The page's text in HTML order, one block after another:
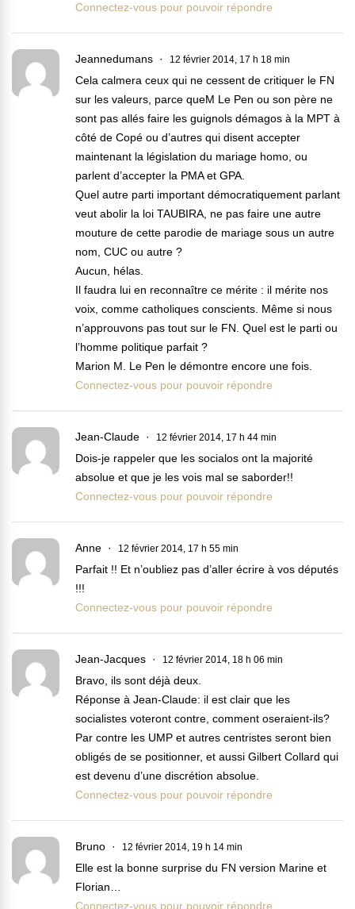
Connectez-vous pour pouvoir répondre
Jeannedumans 12 février 2014, 17 h 18 min
Cela calmera ceux qui ne cessent de critiquer le FN
sur les valeurs, parce queM Le Pen ou son père ne
sont pas allés faire les guignols démagos à la MPT à
côté de Copé ou d’autres qui disent accepter
maintenant la législation du mariage homo, ou
parlent d’accepter la PMA et GPA.
Quel autre parti important démocratiquement parlant
veut abolir la loi TAUBIRA, ne pas faire une autre
mouture de cette parodie de mariage sous un autre
nom, CUC ou autre ?
Aucun, hélas.
Il faudra lui en reconnaître ce mérite : il mérite nos
voix, comme catholiques conscients. Même si nous
n’approuvons pas tout sur le FN. Quel est le parti ou
l’homme politique parfait ?
Marion M. Le Pen le démontre encore une fois.
Connectez-vous pour pouvoir répondre
Jean-Claude 12 février 2014, 17 h 44 min
Dois-je rappeler que les socialos ont la majorité
absolue et que je les vois mal se saborder!!
Connectez-vous pour pouvoir répondre
Anne 12 février 2014, 17 h 55 min
Parfait !! Et n’oubliez pas d’aller écrire à vos députés
!!!
Connectez-vous pour pouvoir répondre
Jean-Jacques 12 février 2014, 18 h 06 min
Bravo, ils sont déjà deux.
Réponse à Jean-Claude: il est clair que les
socialistes voteront contre, comment oseraient-ils?
Par contre les UMP et autres centristes seront bien
obligés de se positionner, et aussi Gilbert Collard qui
est devenu d’une discrétion absolue.
Connectez-vous pour pouvoir répondre
Bruno 12 février 2014, 19 h 14 min
Elle est la bonne surprise du FN version Marine et
Florian…
Connectez-vous pour pouvoir répondre